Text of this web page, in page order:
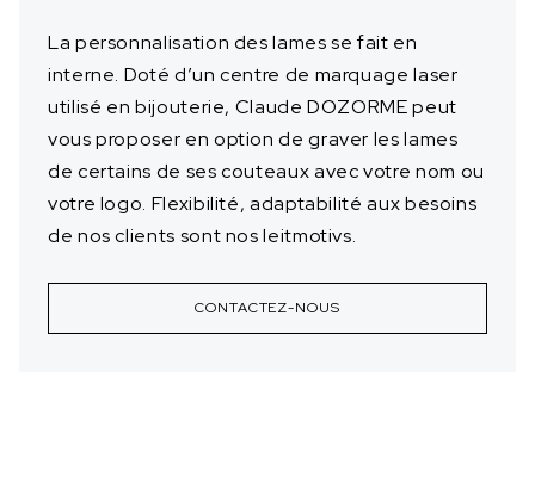
La personnalisation des lames se fait en
interne. Doté d’un centre de marquage laser
utilisé en bijouterie, Claude DOZORME peut
vous proposer en option de graver les lames
de certains de ses couteaux avec votre nom ou
votre logo. Flexibilité, adaptabilité aux besoins
de nos clients sont nos leitmotivs.
CONTACTEZ-NOUS